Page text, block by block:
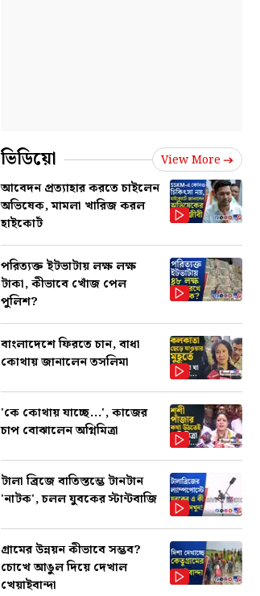
ভিডিয়ো View More
আবেদন প্রত্যাহার করতে চাইলেন
অভিষেক, মামলা খারিজ করল
হাইকোর্ট
পরিত্যক্ত ইটভাটায় লক্ষ লক্ষ
টাকা, কীভাবে খোঁজ পেল
পুলিশ?
বাংলাদেশে ফিরতে চান, বাধা
কোথায় জানালেন তসলিমা
'কে কোথায় যাচ্ছে...', কাজের
চাপ বোঝালেন অগ্নিমিত্রা
টালা ব্রিজে বাতিস্তম্ভে টানটান
'নাটক', চলল যুবকের স্টান্টবাজি
গ্রামের উন্নয়ন কীভাবে সম্ভব?
চোখে আঙুল দিয়ে দেখাল
খেয়াইবান্দা